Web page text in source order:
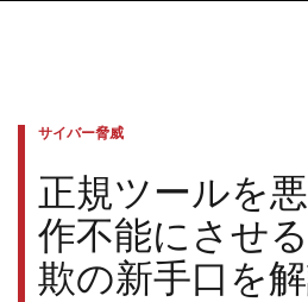
サイバー脅威
正規ツールを
作不能にさせ
欺の新手口を